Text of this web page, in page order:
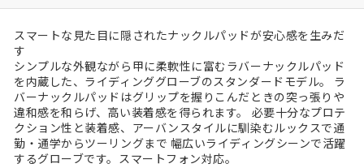
スマートな見た目に隠されたナックルパッドが安心感を生みだ
す
シンプルな外観ながら甲に柔軟性に富むラバーナックルパッド
を内蔵した、ライディンググローブのスタンダードモデル。 ラ
バーナックルパッドはグリップを握りこんだときの突っ張りや
違和感を和らげ、高い装着感を得られます。 必要十分なプロテ
クション性と装着感、アーバンスタイルに馴染むルックスで通
勤・通学からツーリングまで 幅広いライディングシーンで活躍
するグローブです。スマートフォン対応。